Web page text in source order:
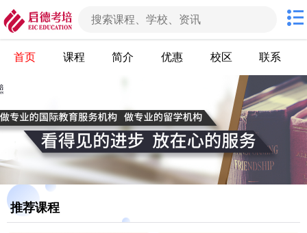
首页 课程 简介 优惠 校区 联系
推荐课程